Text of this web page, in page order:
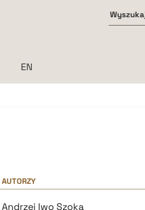
AUTORZY
Andrzej Iwo Szoka